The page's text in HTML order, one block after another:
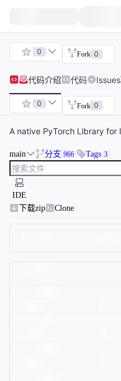
0 Fork 0
代码介绍 代码 Issues
0 Fork 0
A native PyTorch Library for
main 分支 966 Tags 3
IDE
下载zip
Clone